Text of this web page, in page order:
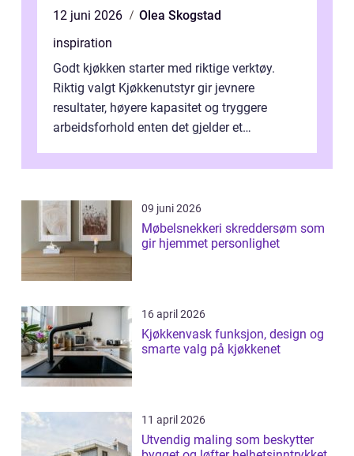
12 juni 2026
Olea Skogstad
inspiration
Godt kjøkken starter med riktige verktøy.
Riktig valgt Kjøkkenutstyr gir jevnere
resultater, høyere kapasitet og tryggere
arbeidsforhold enten det gjelder et
09 juni 2026
Møbelsnekkeri skreddersøm som
gir hjemmet personlighet
16 april 2026
Kjøkkenvask funksjon, design og
smarte valg på kjøkkenet
11 april 2026
Utvendig maling som beskytter